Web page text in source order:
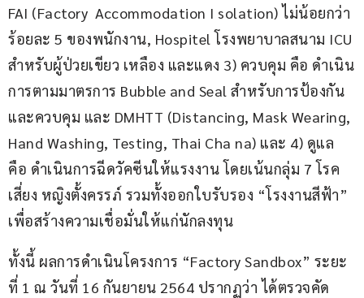
FAI (Factory  Accommodation I solation) ไม่น้อยกว่า
ร้อยละ 5 ของพนักงาน, Hospitel โรงพยาบาลสนาม ICU
สำหรับผู้ป่วยเขียว เหลือง และแดง 3) ควบคุม คือ ดำเนิน
การตามมาตรการ Bubble and Seal สำหรับการป้องกัน
และควบคุม และ DMHTT (Distancing, Mask Wearing,
Hand Washing, Testing, Thai Cha na) และ 4) ดูแล
คือ ดำเนินการฉีดวัคซีนให้แรงงาน โดยเน้นกลุ่ม 7 โรค
เสี่ยง หญิงตั้งครรภ์ รวมทั้งออกใบรับรอง “โรงงานสีฟ้า”
เพื่อสร้างความเชื่อมั่นให้แก่นักลงทุน
ทั้งนี้ ผลการดำเนินโครงการ “Factory Sandbox” ระยะ
ที่ 1 ณ วันที่ 16 กันยายน 2564 ปรากฏว่า ได้ตรวจคัด